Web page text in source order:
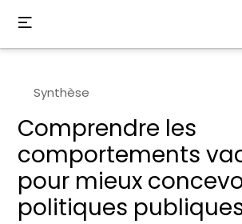
Synthèse
Comprendre les
comportements
pour mieux
politiques